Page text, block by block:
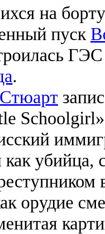
на
пуск
.
убийца,
орудие